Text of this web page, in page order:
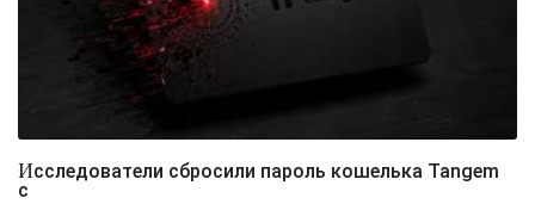
Исследователи сбросили пароль кошелька Tangem
с